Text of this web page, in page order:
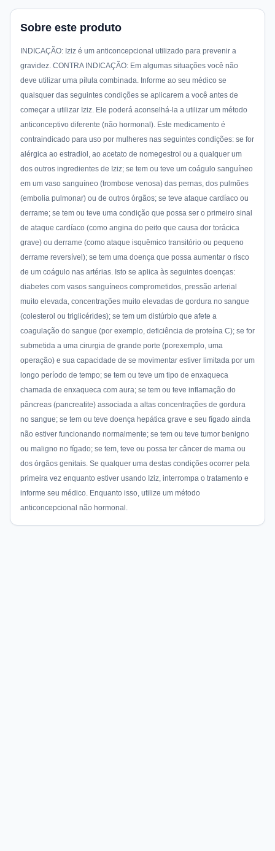
Sobre este produto
INDICAÇÃO: Iziz é um anticoncepcional utilizado para prevenir a
gravidez. CONTRA INDICAÇÃO: Em algumas situações você não
deve utilizar uma pílula combinada. Informe ao seu médico se
quaisquer das seguintes condições se aplicarem a você antes de
começar a utilizar Iziz. Ele poderá aconselhá-la a utilizar um método
anticonceptivo diferente (não hormonal). Este medicamento é
contraindicado para uso por mulheres nas seguintes condições: se for
alérgica ao estradiol, ao acetato de nomegestrol ou a qualquer um
dos outros ingredientes de Iziz; se tem ou teve um coágulo sanguíneo
em um vaso sanguíneo (trombose venosa) das pernas, dos pulmões
(embolia pulmonar) ou de outros órgãos; se teve ataque cardíaco ou
derrame; se tem ou teve uma condição que possa ser o primeiro sinal
de ataque cardíaco (como angina do peito que causa dor torácica
grave) ou derrame (como ataque isquêmico transitório ou pequeno
derrame reversível); se tem uma doença que possa aumentar o risco
de um coágulo nas artérias. Isto se aplica às seguintes doenças:
diabetes com vasos sanguíneos comprometidos, pressão arterial
muito elevada, concentrações muito elevadas de gordura no sangue
(colesterol ou triglicérides); se tem um distúrbio que afete a
coagulação do sangue (por exemplo, deficiência de proteína C); se for
submetida a uma cirurgia de grande porte (porexemplo, uma
operação) e sua capacidade de se movimentar estiver limitada por um
longo período de tempo; se tem ou teve um tipo de enxaqueca
chamada de enxaqueca com aura; se tem ou teve inflamação do
pâncreas (pancreatite) associada a altas concentrações de gordura
no sangue; se tem ou teve doença hepática grave e seu fígado ainda
não estiver funcionando normalmente; se tem ou teve tumor benigno
ou maligno no fígado; se tem, teve ou possa ter câncer de mama ou
dos órgãos genitais. Se qualquer uma destas condições ocorrer pela
primeira vez enquanto estiver usando Iziz, interrompa o tratamento e
informe seu médico. Enquanto isso, utilize um método
anticoncepcional não hormonal.